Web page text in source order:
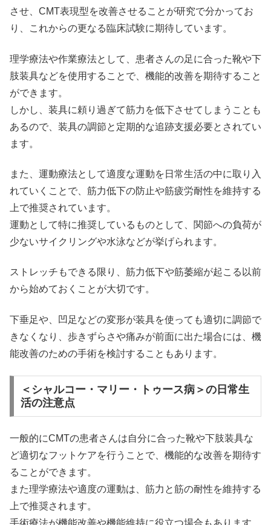
させ、CMT表現型を改善させることが研究で分かってお
り、これからの更なる臨床試験に期待しています。
理学療法や作業療法として、患者さんの足に合った靴や下
肢装具などを使用することで、機能的改善を期待すること
ができます。
しかし、装具に頼り過ぎて筋力を低下させてしまうことも
あるので、装具の調節と定期的な追跡支援必要とされてい
ます。
また、運動療法として適度な運動を日常生活の中に取り入
れていくことで、筋力低下の防止や筋疲労耐性を維持する
上で推奨されています。
運動として特に推奨しているものとして、関節への負荷が
少ないサイクリングや水泳などが挙げられます。
ストレッチもできる限り、筋力低下や筋萎縮が起こる以前
から始めておくことが大切です。
下垂足や、凹足などの変形が装具を使っても適切に調節で
きなくなり、歩きずらさや痛みが前面に出た場合には、機
能改善のための手術を検討することもあります。
＜シャルコー・マリー・トゥース病＞の日常生
活の注意点
一般的にCMTの患者さんは自分に合った靴や下肢装具な
ど適切なフットケアを行うことで、機能的な改善を期待す
ることができます。
また理学療法や適度の運動は、筋力と筋の耐性を維持する
上で推奨されます。